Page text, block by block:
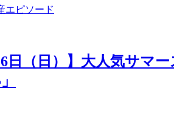
日（日）】大人気サマ